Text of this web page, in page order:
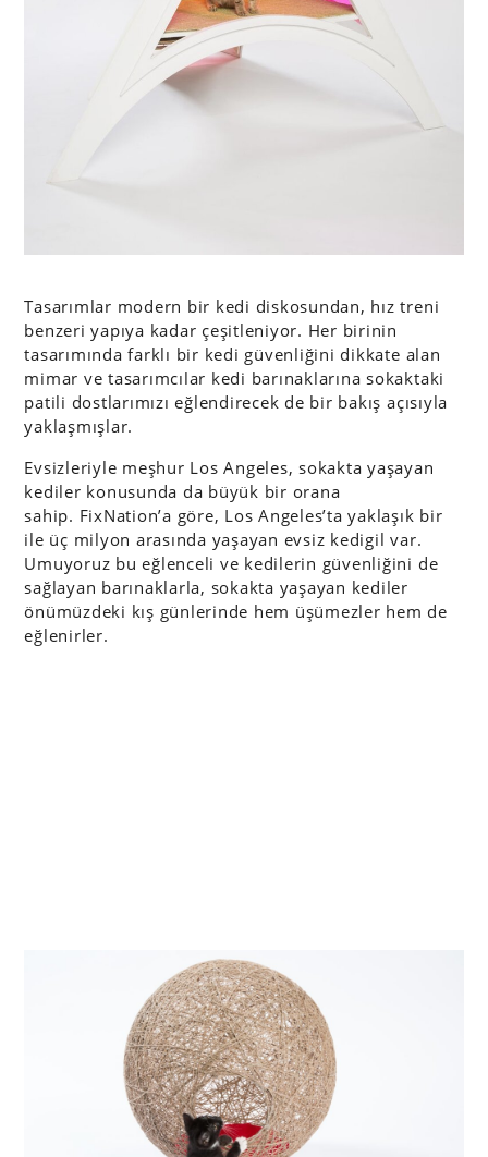
Tasarımlar modern bir kedi diskosundan, hız treni
benzeri yapıya kadar çeşitleniyor. Her birinin
tasarımında farklı bir kedi güvenliğini dikkate alan
mimar ve tasarımcılar kedi barınaklarına sokaktaki
patili dostlarımızı eğlendirecek de bir bakış açısıyla
yaklaşmışlar.
Evsizleriyle meşhur Los Angeles, sokakta yaşayan
kediler konusunda da büyük bir orana
sahip. FixNation’a göre, Los Angeles’ta yaklaşık bir
ile üç milyon arasında yaşayan evsiz kedigil var.
Umuyoruz bu eğlenceli ve kedilerin güvenliğini de
sağlayan barınaklarla, sokakta yaşayan kediler
önümüzdeki kış günlerinde hem üşümezler hem de
eğlenirler.